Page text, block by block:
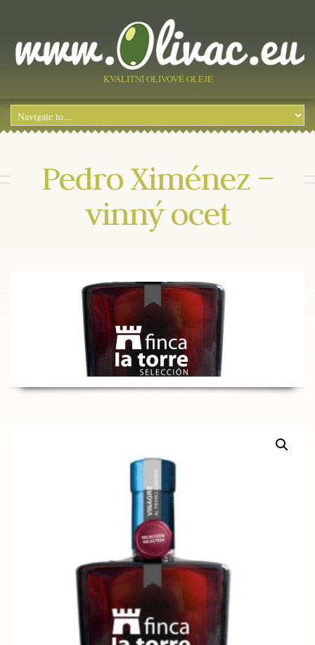
KVALITNÍ OLIVOVÉ OLEJE
Pedro Ximénez –
vinný ocet